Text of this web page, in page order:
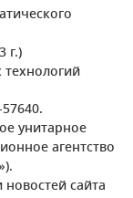
г.)
унитарное
агентство
сайта